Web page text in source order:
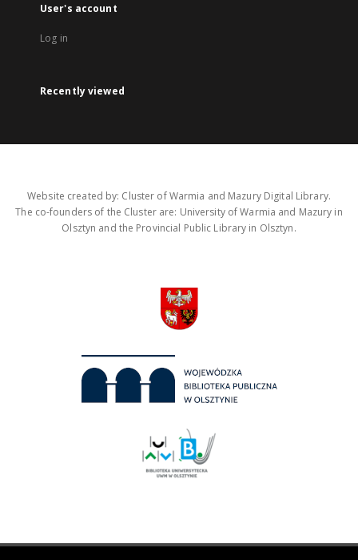
User's account
Log in
Recently viewed
Website created by: Cluster of Warmia and Mazury Digital Library.
The co-founders of the Cluster are: University of Warmia and Mazury in
Olsztyn and the Provincial Public Library in Olsztyn.